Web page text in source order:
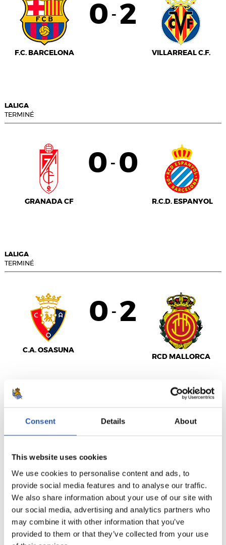
Consent Details About
This website uses cookies
We use cookies to personalise content and ads, to
provide social media features and to analyse our traffic.
We also share information about your use of our site with
our social media, advertising and analytics partners who
may combine it with other information that you’ve
provided to them or that they’ve collected from your use
F.C. BARCELONA
0 - 2
VILLARREAL C.F.
LALIGA
TERMINÉ
GRANADA CF
0 - 0
R.C.D. ESPANYOL
LALIGA
TERMINÉ
C.A. OSASUNA
0 - 2
RCD MALLORCA
TERMINÉ
REAL MADRID
0- 0
REAL BETIS